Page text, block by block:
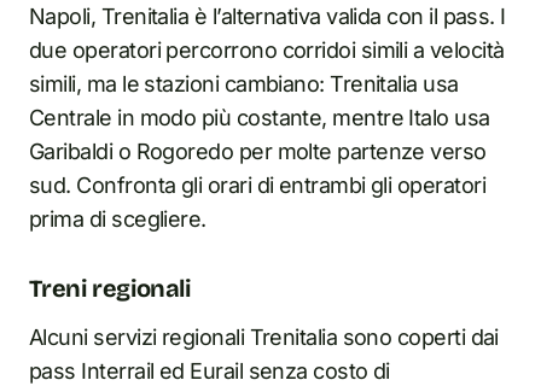
Napoli, Trenitalia è l’alternativa valida con il pass. I
due operatori percorrono corridoi simili a velocità
simili, ma le stazioni cambiano: Trenitalia usa
Centrale in modo più costante, mentre Italo usa
Garibaldi o Rogoredo per molte partenze verso
sud. Confronta gli orari di entrambi gli operatori
prima di scegliere.
Treni regionali
Alcuni servizi regionali Trenitalia sono coperti dai
pass Interrail ed Eurail senza costo di